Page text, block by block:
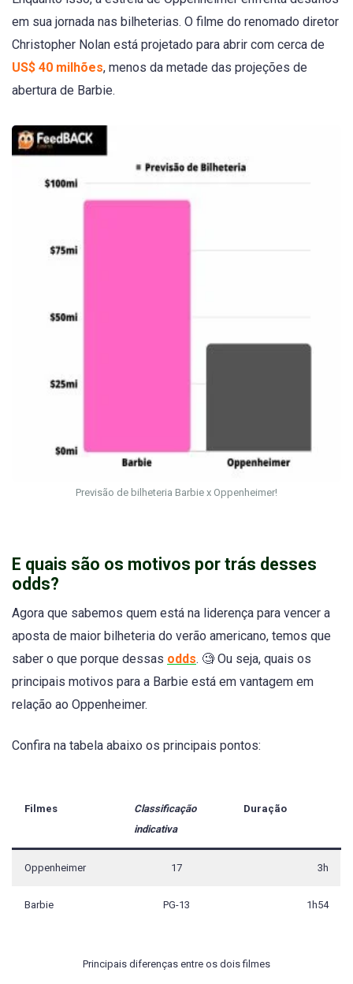
em sua jornada nas bilheterias. O filme do renomado diretor
Christopher Nolan está projetado para abrir com cerca de
US$ 40 milhões, menos da metade das projeções de
abertura de Barbie.
Previsão de bilheteria Barbie x Oppenheimer!
E quais são os motivos por trás desses
odds?
Agora que sabemos quem está na liderença para vencer a
aposta de maior bilheteria do verão americano, temos que
saber o que porque dessas odds. 🧐 Ou seja, quais os
principais motivos para a Barbie está em vantagem em
relação ao Oppenheimer.
Confira na tabela abaixo os principais pontos:
Filmes
Classificação
indicativa
Duração
Oppenheimer 17 3h
Barbie PG-13 1h54
Principais diferenças entre os dois filmes